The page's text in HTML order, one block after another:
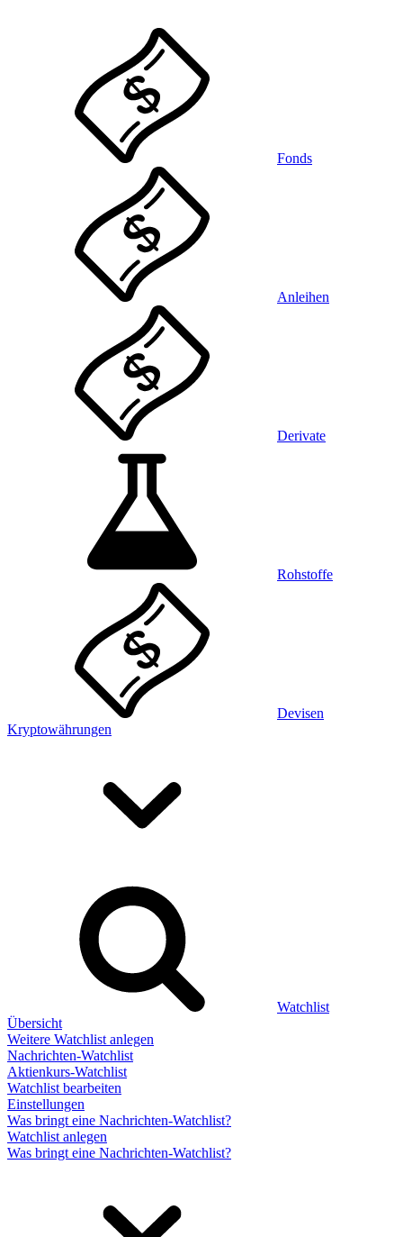
Fonds
Anleihen
Derivate
Rohstoffe
Devisen
Kryptowährungen
Watchlist
Übersicht
Weitere Watchlist anlegen
Nachrichten-Watchlist
Aktienkurs-Watchlist
Watchlist bearbeiten
Einstellungen
Was bringt eine Nachrichten-Watchlist?
Watchlist anlegen
Was bringt eine Nachrichten-Watchlist?